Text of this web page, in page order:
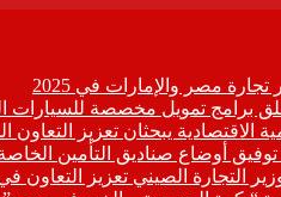
برامج تمويل مخصصة للسيارات
الاقتصادية يبحثان تعزيز
صناديق التأمين الخاصة حتى 31 ديسمبر
التجارة الصيني تعزيز التعاون